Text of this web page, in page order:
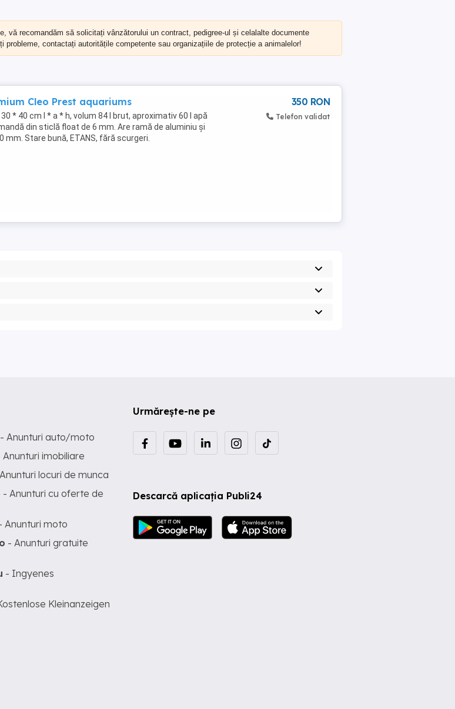
vă recomandăm să solicitați vânzătorului un contract, pedigree-ul și celalalte documente
contactați autoritățile competente sau organizațiile de protecție a animalelor!
Cleo Prest aquariums
* 40 cm l * a * h, volum 84 l brut, aproximativ 60 l apă
din sticlă float de 6 mm. Are ramă de aluminiu și
mm. Stare bună, ETANS, fără scurgeri.
350 RON
Telefon validat
Urmărește-ne pe
Descarcă aplicația Publi24
- Anunturi auto/moto
Anunturi imobiliare
locuri de munca
- Anunturi cu oferte de
Anunturi moto
- Anunturi gratuite
- Ingyenes
Kleinanzeigen